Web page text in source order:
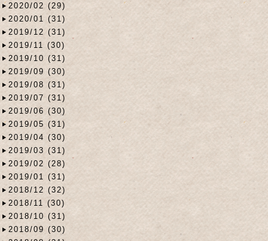
2020/02 (29)
2020/01 (31)
2019/12 (31)
2019/11 (30)
2019/10 (31)
2019/09 (30)
2019/08 (31)
2019/07 (31)
2019/06 (30)
2019/05 (31)
2019/04 (30)
2019/03 (31)
2019/02 (28)
2019/01 (31)
2018/12 (32)
2018/11 (30)
2018/10 (31)
2018/09 (30)